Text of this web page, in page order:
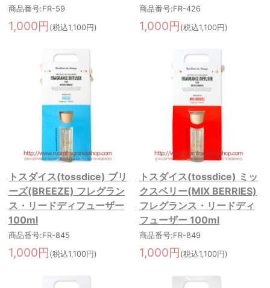
商品番号:FR-59
1,000円 (税込1,100円)
商品番号:FR-426
1,000円 (税込1,100円)
トスダイス(tossdice) ブリ
ーズ(BREEZE) フレグラン
ス・リードディフューザー
100ml
商品番号:FR-845
1,000円 (税込1,100円)
トスダイス(tossdice) ミッ
クスベリー(MIX BERRIES)
フレグランス・リードディ
フューザー 100ml
商品番号:FR-849
1,000円 (税込1,100円)